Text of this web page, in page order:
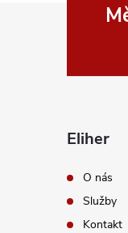
Eliher
O nás
Služby
Kontakt